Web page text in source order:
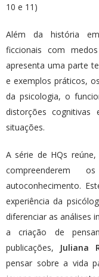
10 e 11)
Além da história
ficcionais com
apresenta uma parte
e exemplos práticos,
da psicologia, o
distorções
situações.
A série de HQs
compreenderem
autoconhecimento.
experiência da
diferenciar as análises
a criação de
publicações, Juliana
pensar sobre a vida